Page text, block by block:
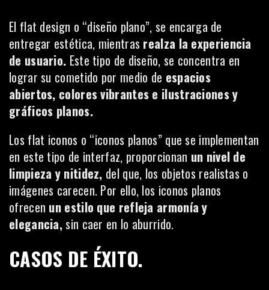
El flat design o “diseño plano”, se encarga de
entregar estética, mientras realza la experiencia
de usuario. Este tipo de diseño, se concentra en
lograr su cometido por medio de espacios
abiertos, colores vibrantes e ilustraciones y
gráficos planos.
Los flat iconos o “iconos planos” que se implementan
en este tipo de interfaz, proporcionan un nivel de
limpieza y nitidez, del que, los objetos realistas o
imágenes carecen. Por ello, los iconos planos
ofrecen un estilo que refleja armonía y
elegancia,sin caer en lo aburrido.
CASOS DE ÉXITO.